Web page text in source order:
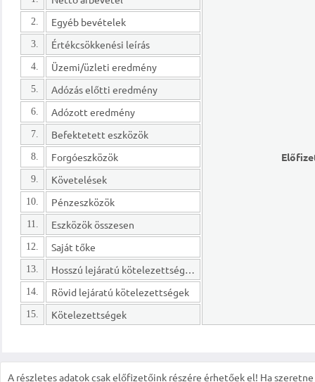
2. Egyéb bevételek
3. Értékcsökkenési leírás
4. Üzemi/üzleti eredmény
5. Adózás előtti eredmény
6. Adózott eredmény
7. Befektetett eszközök
8. Forgóeszközök
9. Követelések
10. Pénzeszközök
11. Eszközök összesen
12. Saját tőke
13. Hosszú lejáratú kötelezettségek
14. Rövid lejáratú kötelezettségek
15. Kötelezettségek
A részletes adatok csak előfizetőink részére érhetőek el! Ha